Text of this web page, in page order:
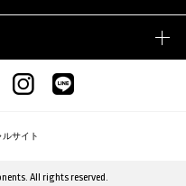
サイト
All rights reserved.